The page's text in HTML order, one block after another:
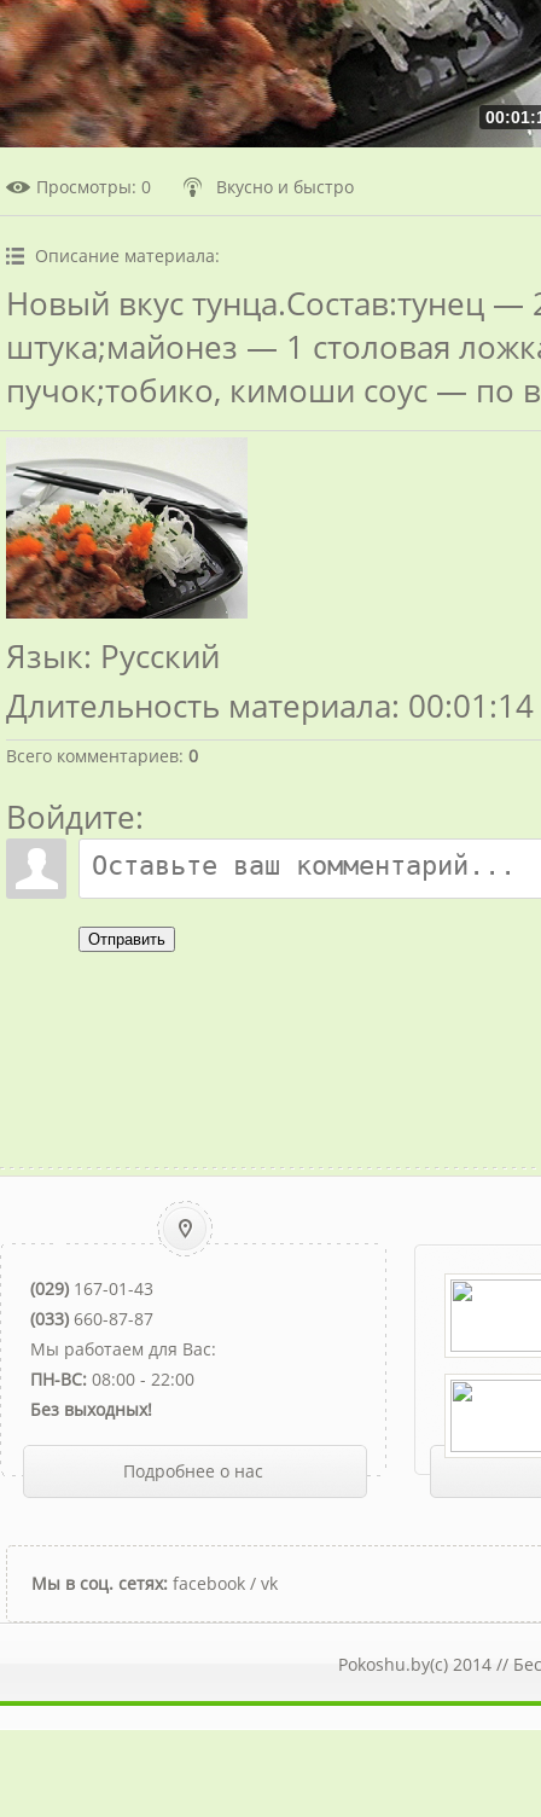
Просмотры: 0 Вкусно и быстро
Описание материала:
Новый вкус тунца.Состав:тунец
штука;майонез — 1 столовая
пучок;тобико, кимоши соус — по
Язык: Русский
Длительность материала: 00:01:14
Всего комментариев: 0
Войдите:
Отправить
(029) 167-01-43
(033) 660-87-87
Мы работаем для Вас:
ПН-ВС: 08:00 - 22:00
Без выходных!
Подробнее о нас
Мы в соц. сетях: facebook / vk
Pokoshu.by(c) 2014 //